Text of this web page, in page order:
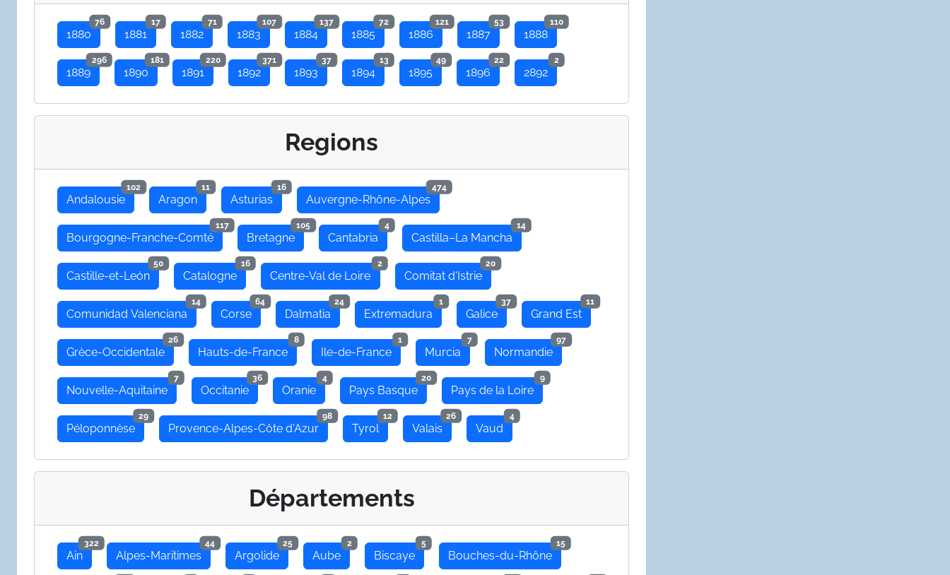
1880
76
1881
17
1882
71
1883
107
1884
137
1885
72
1886
121
1887
53
1888
110
1889
296
1890
181
1891
220
1892
371
1893
37
1894
13
1895
49
1896
22
2892
2
Regions
Andalousie
102
Aragon
11
Asturias
16
Auvergne-Rhône-Alpes
474
Bourgogne-Franche-Comté
117
Bretagne
105
Cantabria
4
Castilla–La Mancha
14
Castille-et-León
50
Catalogne
16
Centre-Val de Loire
2
Comitat d'Istrie
20
Comunidad Valenciana
14
Corse
64
Dalmatia
24
Extremadura
1
Galice
37
Grand Est
11
Grèce-Occidentale
26
Hauts-de-France
8
Ile-de-France
1
Murcia
7
Normandie
97
Nouvelle-Aquitaine
7
Occitanie
36
Oranie
4
Pays Basque
20
Pays de la Loire
9
Péloponnèse
29
Provence-Alpes-Côte d'Azur
98
Tyrol
12
Valais
26
Vaud
4
Départements
Ain
322
Alpes-Maritimes
44
Argolide
25
Aube
2
Biscaye
5
Bouches-du-Rhône
15